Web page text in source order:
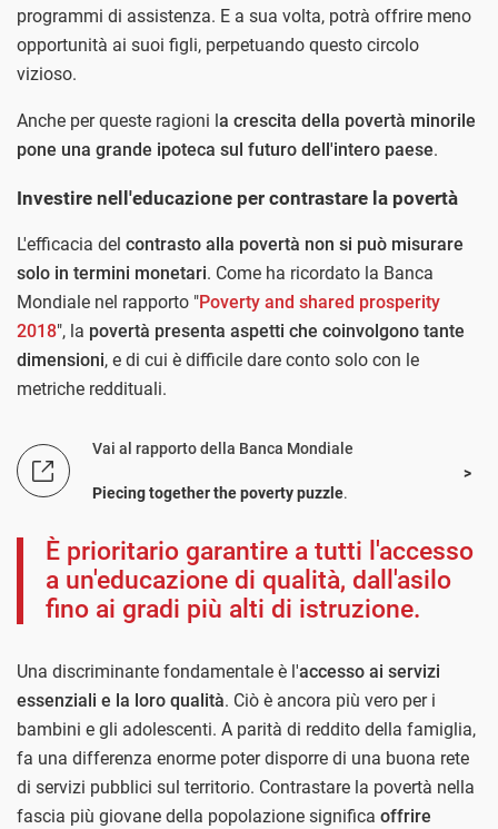
programmi di assistenza. E a sua volta, potrà offrire meno
opportunità ai suoi figli, perpetuando questo circolo
vizioso.
Anche per queste ragioni l a crescita della povertà minorile
pone una grande ipoteca sul futuro dell'intero paese.
Investire nell'educazione per contrastare la povertà
L'efficacia del contrasto alla povertà non si può misurare
solo in termini monetari. Come ha ricordato la Banca
Mondiale nel rapporto "Poverty and shared prosperity
2018", la povertà presenta aspetti che coinvolgono tante
dimensioni, e di cui è difficile dare conto solo con le
metriche reddituali.
Vai al rapporto della Banca Mondiale
Piecing together the poverty puzzle.
È prioritario garantire a tutti l'accesso
a un'educazione di qualità, dall'asilo
fino ai gradi più alti di istruzione.
Una discriminante fondamentale è l'accesso ai servizi
essenziali e la loro qualità. Ciò è ancora più vero per i
bambini e gli adolescenti. A parità di reddito della famiglia,
fa una differenza enorme poter disporre di una buona rete
di servizi pubblici sul territorio. Contrastare la povertà nella
fascia più giovane della popolazione significa offrire